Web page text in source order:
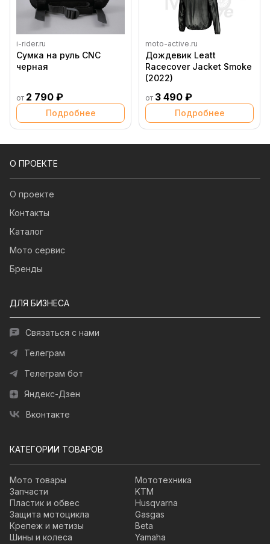
i-rider.ru
Сумка на руль CNC
черная
от 2 790 ₽
Подробнее
moto-active.ru
Дождевик Leatt
Racecover Jacket Smoke
(2022)
от 3 490 ₽
Подробнее
О ПРОЕКТЕ
О проекте
Контакты
Каталог
Мото сервис
Бренды
ДЛЯ БИЗНЕСА
Связаться с нами
Телеграм
Телеграм бот
Яндекс-Дзен
Вконтакте
КАТЕГОРИИ ТОВАРОВ
Мото товары
Запчасти
Пластик и обвес
Защита мотоцикла
Крепеж и метизы
Шины и колеса
Мототехника
KTM
Husqvarna
Gasgas
Beta
Yamaha